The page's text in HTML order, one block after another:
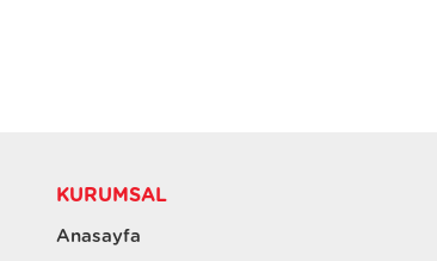
KURUMSAL
Anasayfa